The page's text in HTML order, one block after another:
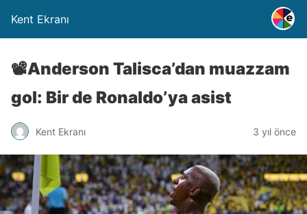
Kent Ekranı
📽️Anderson Talisca’dan muazzam
gol: Bir de Ronaldo’ya asist
Kent Ekranı 3 yıl önce